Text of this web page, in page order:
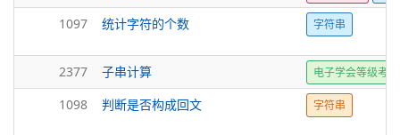
1097 统计字符的个数 字符串
2377 子串计算 电子学会等级考试
1098 判断是否构成回文 字符串